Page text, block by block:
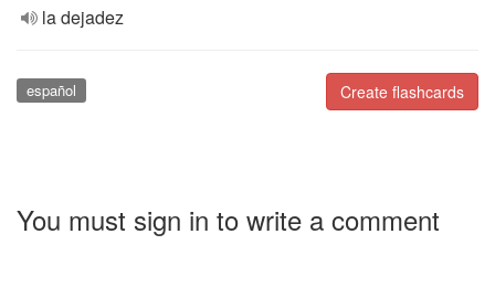
la dejadez
Create flashcards
español
You must sign in to write a comment